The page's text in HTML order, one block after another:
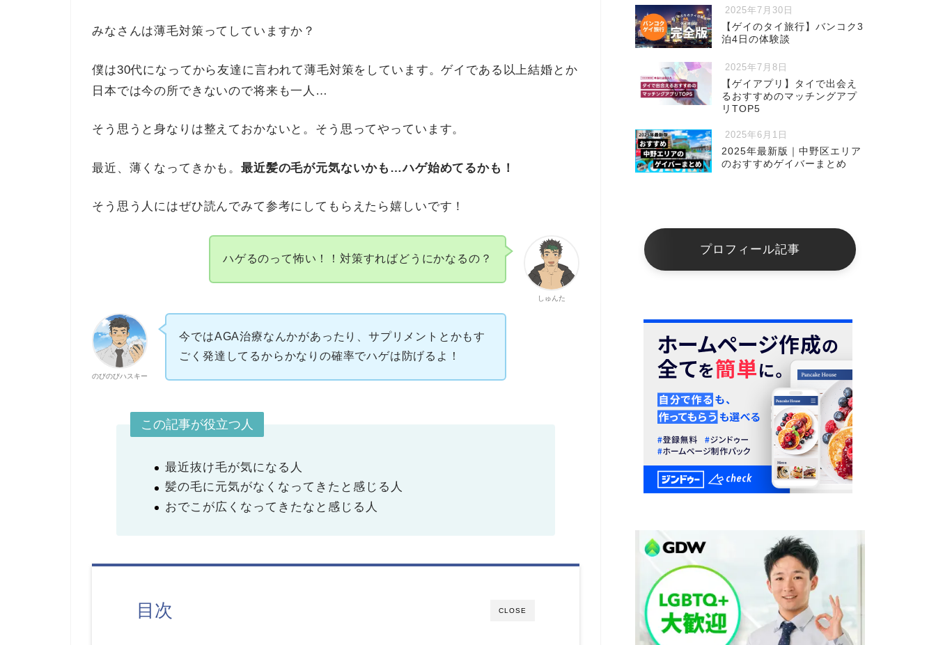
みなさんは薄毛対策ってしていますか？
僕は30代になってから友達に言われて薄毛対策をしています。ゲイである以上結婚とか
日本では今の所できないので将来も一人…
そう思うと身なりは整えておかないと。そう思ってやっています。
最近、薄くなってきかも。最近髪の毛が元気ないかも…ハゲ始めてるかも！
そう思う人にはぜひ読んでみて参考にしてもらえたら嬉しいです！
しゅんた
ハゲるのって怖い！！対策すればどうにかなるの？
のびのびハスキー
今ではAGA治療なんかがあったり、サプリメントとかもす
ごく発達してるからかなりの確率でハゲは防げるよ！
この記事が役立つ人
最近抜け毛が気になる人
髪の毛に元気がなくなってきたと感じる人
おでこが広くなってきたなと感じる人
CLOSE
目次
2025年7月30日
【ゲイのタイ旅行】バンコク3
泊4日の体験談
2025年7月8日
【ゲイアプリ】タイで出会え
るおすすめのマッチングアプ
リTOP5
2025年6月1日
2025年最新版｜中野区エリア
のおすすめゲイバーまとめ
プロフィール記事